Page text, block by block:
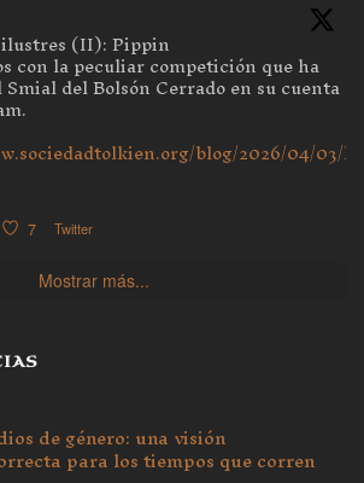
(II): Pippin
con la peculiar competición que ha
del Bolsón Cerrado en su cuenta
blog/2026/04/03/
7 Twitter
Mostrar más...
de género: una visión
para los tiempos que corren